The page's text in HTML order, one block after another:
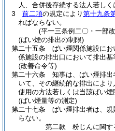
人、合併後存続する法人若し
3
前二項の規定により第十九条
ればならない。
(平一三条例二〇・一部
(ばい煙の排出の制限)
第二十五条
ばい煙関係施設に
係施設の排出口において排出基
(改善命令等)
第二十六条
知事は、ばい煙排
いて、その継続的な排出によ
使用の方法若しくは当該ばい
(ばい煙量等の測定)
第二十七条
ばい煙排出者は、
らない。
第二款
粉じんに関す